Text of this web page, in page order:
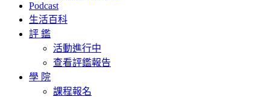
Podcast
生活百科
評 鑑
活動進行中
查看評鑑報告
學 院
課程報名